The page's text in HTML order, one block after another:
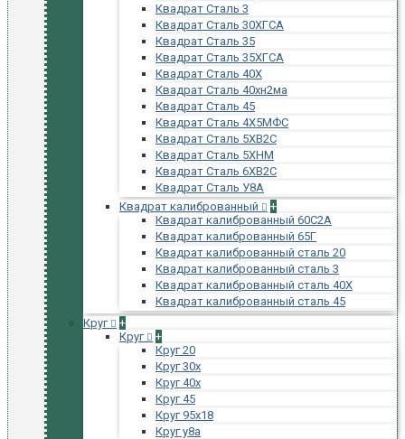
Квадрат Сталь 3
Квадрат Сталь 30ХГСА
Квадрат Сталь 35
Квадрат Сталь 35ХГСА
Квадрат Сталь 40Х
Квадрат Сталь 40хн2ма
Квадрат Сталь 45
Квадрат Сталь 4Х5МФС
Квадрат Сталь 5ХВ2С
Квадрат Сталь 5ХНМ
Квадрат Сталь 6ХВ2С
Квадрат Сталь У8А
Квадрат калиброванный
+
Квадрат калиброванный 60С2А
Квадрат калиброванный 65Г
Квадрат калиброванный сталь 20
Квадрат калиброванный сталь 3
Квадрат калиброванный сталь 40Х
Квадрат калиброванный сталь 45
Круг
+
Круг
+
Круг 20
Круг 30х
Круг 40х
Круг 45
Круг 95х18
Круг у8а